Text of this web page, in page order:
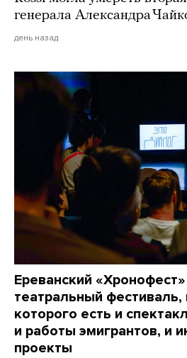
генерала Александра
день назад
Ереванский
театральный
которого есть и
и работы эмигрантов, и
проекты